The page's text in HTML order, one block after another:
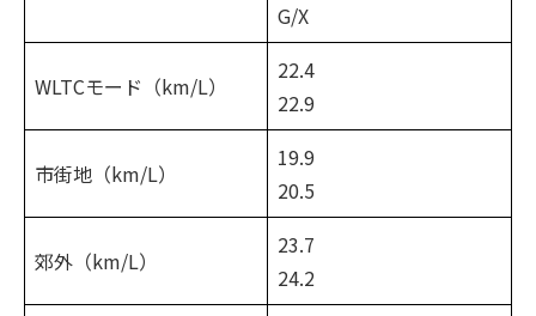
G/X
WLTCモード（km/L）
22.4
22.9
市街地（km/L）
19.9
20.5
郊外（km/L）
23.7
24.2